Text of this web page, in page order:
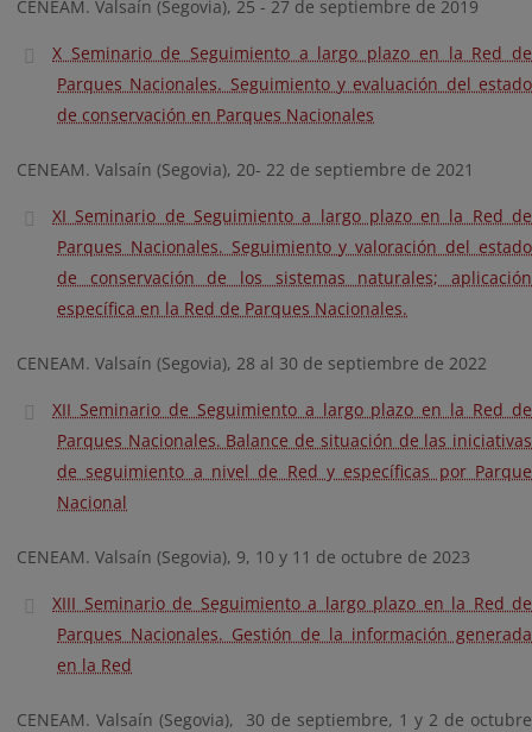
CENEAM. Valsaín (Segovia), 25 - 27 de septiembre de 2019
X Seminario de Seguimiento a largo plazo en la Red de
Parques Nacionales. Seguimiento y evaluación del estado
de conservación en Parques Nacionales
CENEAM. Valsaín (Segovia), 20- 22 de septiembre de 2021
XI Seminario de Seguimiento a largo plazo en la Red de
Parques Nacionales. Seguimiento y valoración del estado
de conservación de los sistemas naturales; aplicación
específica en la Red de Parques Nacionales.
CENEAM. Valsaín (Segovia), 28 al 30 de septiembre de 2022
XII Seminario de Seguimiento a largo plazo en la Red de
Parques Nacionales. Balance de situación de las iniciativas
de seguimiento a nivel de Red y específicas por Parque
Nacional
CENEAM. Valsaín (Segovia), 9, 10 y 11 de octubre de 2023
XIII Seminario de Seguimiento a largo plazo en la Red de
Parques Nacionales. Gestión de la información generada
en la Red
CENEAM. Valsaín (Segovia), 30 de septiembre, 1 y 2 de octubre